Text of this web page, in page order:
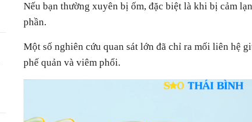
Nếu bạn thường xuyên bị ốm, đặc biệt là khi bị cảm
phần.
Một số nghiên cứu quan sát lớn đã chỉ ra mối liên hệ
phế quản và viêm phổi.